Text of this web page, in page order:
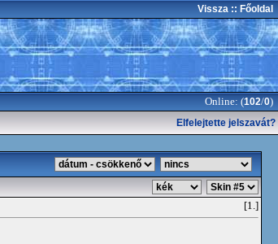
Vissza :: Főoldal
Online: (102/0)
Elfelejtette jelszavát?
[1.]